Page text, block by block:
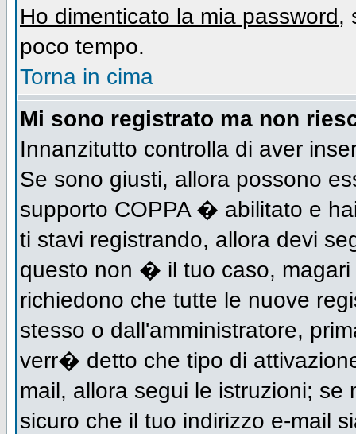
Ho dimenticato la mia password,
poco tempo.
Torna in cima
Mi sono registrato ma non
Innanzitutto controlla di aver
Se sono giusti, allora possono
supporto COPPA � abilitato e
ti stavi registrando, allora devi
questo non � il tuo caso,
richiedono che tutte le nuove
stesso o dall'amministratore,
verr� detto che tipo di
mail, allora segui le istruzioni;
sicuro che il tuo indirizzo e-mail